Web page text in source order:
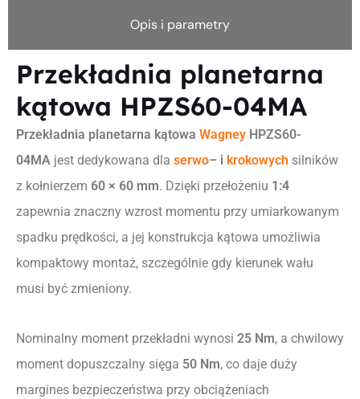
Opis i parametry
Przekładnia planetarna
kątowa HPZS60-04MA
Przekładnia planetarna kątowa Wagney HPZS60-
04MA jest dedykowana dla serwo– i krokowych silników
z kołnierzem 60 × 60 mm. Dzięki przełożeniu 1:4
zapewnia znaczny wzrost momentu przy umiarkowanym
spadku prędkości, a jej konstrukcja kątowa umożliwia
kompaktowy montaż, szczególnie gdy kierunek wału
musi być zmieniony.
Nominalny moment przekładni wynosi 25 Nm, a chwilowy
moment dopuszczalny sięga 50 Nm, co daje duży
margines bezpieczeństwa przy obciążeniach